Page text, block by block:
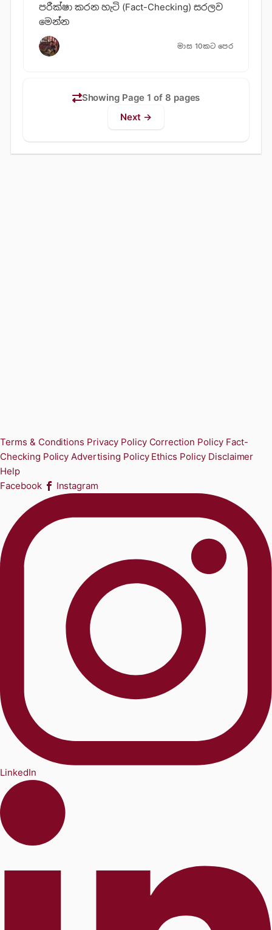
පරීක්ෂා කරන හැටි (Fact-Checking) සරලව
මෙන්න
මාස 10කට පෙර
Showing Page 1 of 8 pages
Next →
Terms & Conditions Privacy Policy Correction Policy Fact-
Checking Policy Advertising Policy Ethics Policy Disclaimer
Help
Facebook
Instagram
LinkedIn